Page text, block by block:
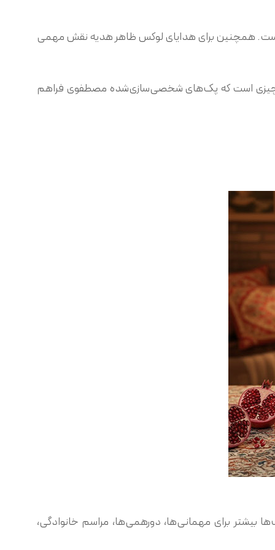
است. همچنین برای هدایای لوکس ظاهر هدیه نقش مهمی
چیزی است که پک‌های شخصی‌سازی‌شده مصطفوی فراهم
بیشتر برای مهمانی‌ها، دورهمی‌ها، مراسم خانوادگی،